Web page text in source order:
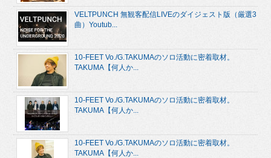
VELTPUNCH 無観客配信LIVEのダイジェスト版（厳選3
曲）Youtub...
10-FEET Vo./G.TAKUMAのソロ活動に密着取材。
TAKUMA【何人か...
10-FEET Vo./G.TAKUMAのソロ活動に密着取材。
TAKUMA【何人か...
10-FEET Vo./G.TAKUMAのソロ活動に密着取材。
TAKUMA【何人か...